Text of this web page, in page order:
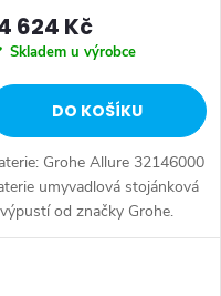
624 Kč
Skladem u výrobce
DO KOŠÍKU
Grohe Allure 32146000
umyvadlová stojánková
od značky Grohe.
Allure. Typ baterie: